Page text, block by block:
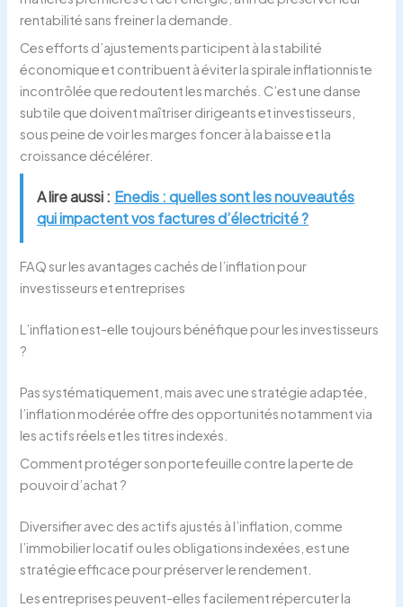
rentabilité sans freiner la demande.
Ces efforts d’ajustements participent à la stabilité
économique et contribuent à éviter la spirale inflationniste
incontrôlée que redoutent les marchés. C’est une danse
subtile que doivent maîtriser dirigeants et investisseurs,
sous peine de voir les marges foncer à la baisse et la
croissance décélérer.
A lire aussi : Enedis : quelles sont les nouveautés
qui impactent vos factures d’électricité ?
FAQ sur les avantages cachés de l’inflation pour
investisseurs et entreprises
L’inflation est-elle toujours bénéfique pour les investisseurs
?
Pas systématiquement, mais avec une stratégie adaptée,
l’inflation modérée offre des opportunités notamment via
les actifs réels et les titres indexés.
Comment protéger son portefeuille contre la perte de
pouvoir d’achat ?
Diversifier avec des actifs ajustés à l’inflation, comme
l’immobilier locatif ou les obligations indexées, est une
stratégie efficace pour préserver le rendement.
Les entreprises peuvent-elles facilement répercuter la